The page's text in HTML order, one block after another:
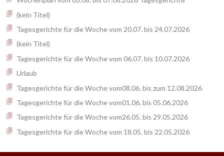
(kein Titel)
Tagesgerichte für die Woche vom 20.07. bis 24.07.2026
(kein Titel)
Tagesgerichte für die Woche vom 06.07. bis 10.07.2026
Urlaub
Tagesgerichte für die Woche vom08.06. bis zum 12.08.2026
Tagesgerichte für die Woche vom01.06. bis 05.06.2026
Tagesgerichte für die Woche vom26.05. bis 29.05.2026
Tagesgerichte für die Woche vom 18.05. bis 22.05.2026